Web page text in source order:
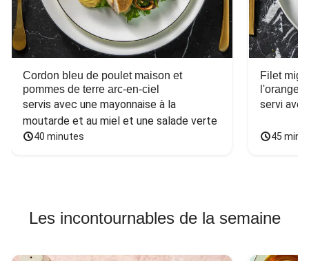
Cordon bleu de poulet maison et
pommes de terre arc-en-ciel
servis avec une mayonnaise à la
moutarde et au miel et une salade verte
40 minutes
Filet
l'orange
servi
45
Les incontournables de la semaine